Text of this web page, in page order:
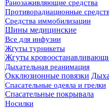
Ранозаживляющие средства
Противорадиационные
Средства иммобилизации
Шины медицинские
Все для инфузии
Жгуты турникеты
Жгуты
Дыхательная реанимация
Окклюзионные повязки
Спасательные одеяла и грелки
Спасательные покрывала
Носилки